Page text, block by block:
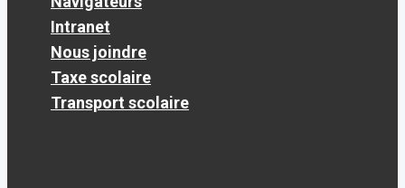
Intranet
Nous joindre
Taxe scolaire
Transport scolaire